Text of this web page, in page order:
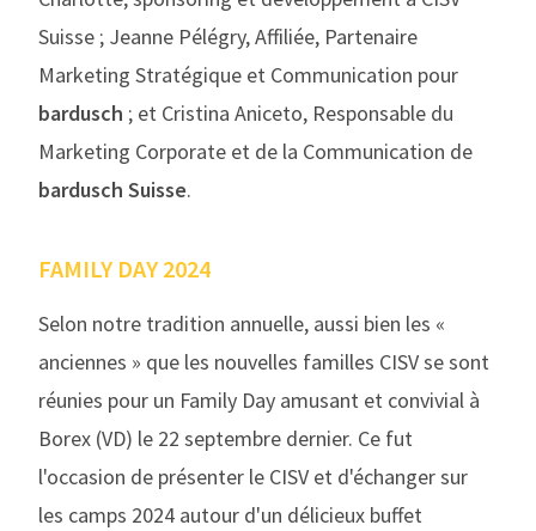
Suisse ; Jeanne Pélégry, Affiliée, Partenaire
Marketing Stratégique et Communication pour
bardusch ; et Cristina Aniceto, Responsable du
Marketing Corporate et de la Communication de
bardusch Suisse.
FAMILY DAY 2024
Selon notre tradition annuelle, aussi bien les «
anciennes » que les nouvelles familles CISV se sont
réunies pour un Family Day amusant et convivial à
Borex (VD) le 22 septembre dernier. Ce fut
l'occasion de présenter le CISV et d'échanger sur
les camps 2024 autour d'un délicieux buffet